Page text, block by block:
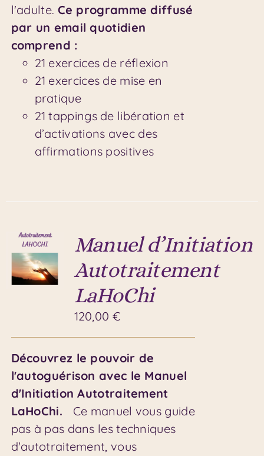
l'adulte. Ce programme diffusé
par un email quotidien
comprend :
21 exercices de réflexion
21 exercices de mise en
pratique
21 tappings de libération et
d’activations avec des
affirmations positives
Manuel d’Initiation
Autotraitement
LaHoChi
120,00 €
Découvrez le pouvoir de
l'autoguérison avec le Manuel
d'Initiation Autotraitement
LaHoChi.
Ce manuel vous guide
pas à pas dans les techniques
d'autotraitement, vous